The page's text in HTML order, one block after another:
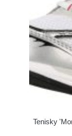
Tenisky